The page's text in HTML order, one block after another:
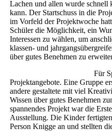
Lachen und allen wurde schnell
kann. Der Startschuss in die
im Vorfeld der Projektwoche
Schüler die Möglichkeit, ein
Interessen zu wählen, um
klassen- und
über gutes Benehmen zu
Für
Projektangebote. Eine Gruppe
andere gestaltete mit viel
Wissen über gutes Benehmen
spannendes Projekt war die
Ausstellung. Die Kinder
Person Knigge an und stellten